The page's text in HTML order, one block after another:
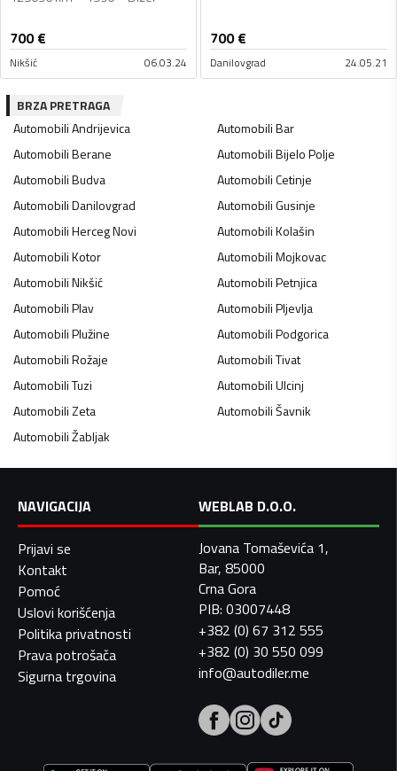
700€
Nikšić 06.03.24
700€
Danilovgrad 24.05.21
BRZA PRETRAGA
AutomobiliAndrijevica AutomobiliBar
AutomobiliBerane AutomobiliBijelo Polje
AutomobiliBudva AutomobiliCetinje
AutomobiliDanilovgrad AutomobiliGusinje
AutomobiliHerceg Novi AutomobiliKolašin
AutomobiliKotor AutomobiliMojkovac
AutomobiliNikšić AutomobiliPetnjica
AutomobiliPlav AutomobiliPljevlja
AutomobiliPlužine AutomobiliPodgorica
AutomobiliRožaje AutomobiliTivat
AutomobiliTuzi AutomobiliUlcinj
AutomobiliZeta AutomobiliŠavnik
AutomobiliŽabljak
NAVIGACIJA
Prijavi se
Kontakt
Pomoć
Uslovi korišćenja
Politika privatnosti
Prava potrošača
Sigurna trgovina
WEBLAB D.O.O.
Jovana Tomaševića 1,
Bar, 85000
Crna Gora
PIB: 03007448
+382 (0) 67 312 555
+382 (0) 30 550 099
info@autodiler.me